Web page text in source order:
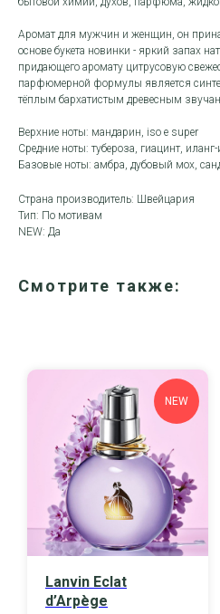
Аромат для мужчин и женщин, он
основе букета новинки - яркий запах
придающего аромату цитрусовую
парфюмерной формулы является
тёплым бархатистым древесным
Верхние ноты: мандарин, iso e super
Средние ноты: тубероза, гиацинт,
Базовые ноты: амбра, дубовый мох,
Страна производитель: Швейцария
Тип: По мотивам
NEW: Да
Смотрите также:
NEW
Lanvin Eclat
d’Arpège